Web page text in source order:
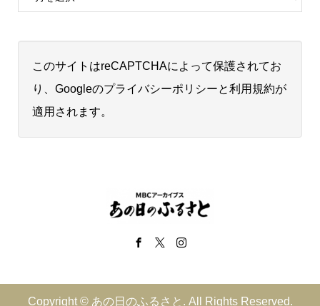
このサイトはreCAPTCHAによって保護されてお
り、Googleのプライバシーポリシーと利用規約が
適用されます。
Copyright ©あの日のふるさと. All Rights Reserved.